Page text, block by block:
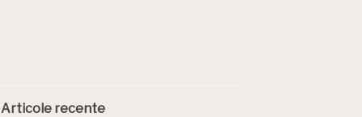
Articole recente